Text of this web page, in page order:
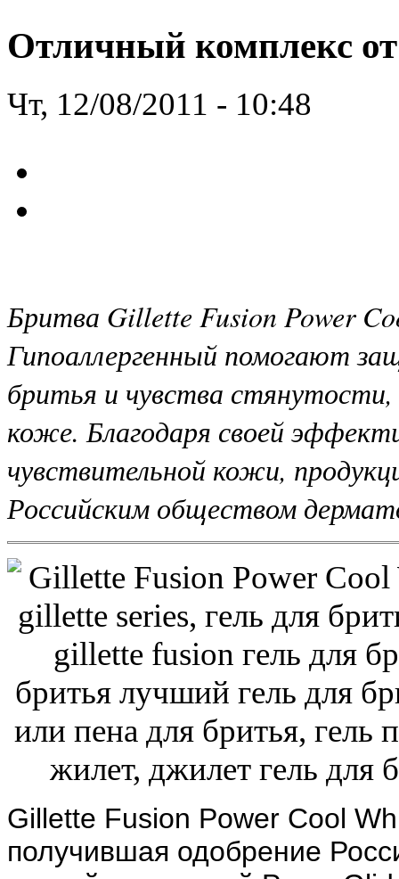
Отличный комплекс
Чт, 12/08/2011 - 10:48
Бритва Gillette Fusion Power
Гипоаллергенный помогают
бритья и чувства
коже. Благодаря своей
чувствительной кожи,
Российским обществом
Gillette Fusion Power Cool
получившая одобрение